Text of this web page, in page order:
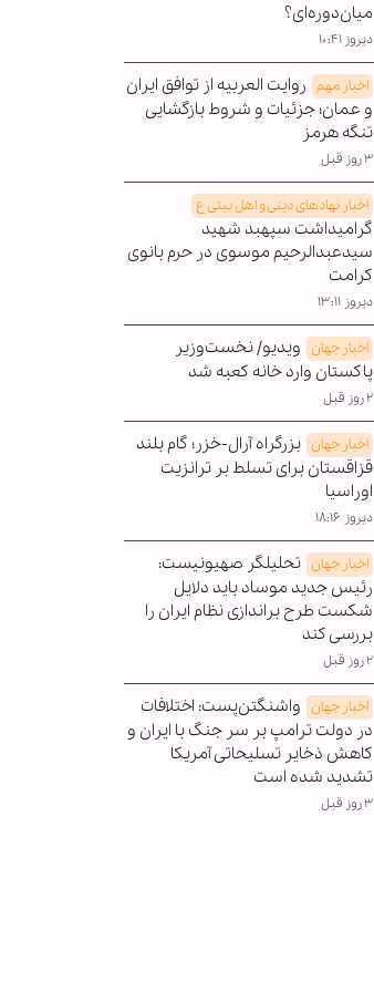
میان‌دوره‌ای؟
دیروز ۱۰:۴۱
اخبار مهم روایت العربیه از توافق ایران
و عمان؛ جزئیات و شروط بازگشایی
تنگه هرمز
۳ روز قبل
اخبار نهادهای دینی و اهل بیتی ع
گرامیداشت سپهبد شهید
سیدعبدالرحیم موسوی در حرم بانوی
کرامت
دیروز ۱۳:۱۱
اخبار جهان ویدیو/ نخست‌وزیر
پاکستان وارد خانه کعبه شد
۲ روز قبل
اخبار جهان بزرگراه آرال-خزر؛ گام بلند
قزاقستان برای تسلط بر ترانزیت
اوراسیا
دیروز ۱۸:۱۶
اخبار جهان تحلیلگر صهیونیست:
رئیس جدید موساد باید دلایل
شکست طرح براندازی نظام ایران را
بررسی کند
۲ روز قبل
اخبار جهان واشنگتن‌پست: اختلافات
در دولت ترامپ بر سر جنگ با ایران و
کاهش ذخایر تسلیحاتی آمریکا
تشدید شده است
۳ روز قبل